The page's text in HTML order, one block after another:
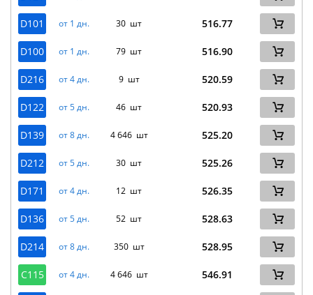
D101 от 1 дн. 30 шт 516.77
D100 от 1 дн. 79 шт 516.90
D216 от 4 дн. 9 шт 520.59
D122 от 5 дн. 46 шт 520.93
D139 от 8 дн. 4 646 шт 525.20
D212 от 5 дн. 30 шт 525.26
D171 от 4 дн. 12 шт 526.35
D136 от 5 дн. 52 шт 528.63
D214 от 8 дн. 350 шт 528.95
C115 от 4 дн. 4 646 шт 546.91